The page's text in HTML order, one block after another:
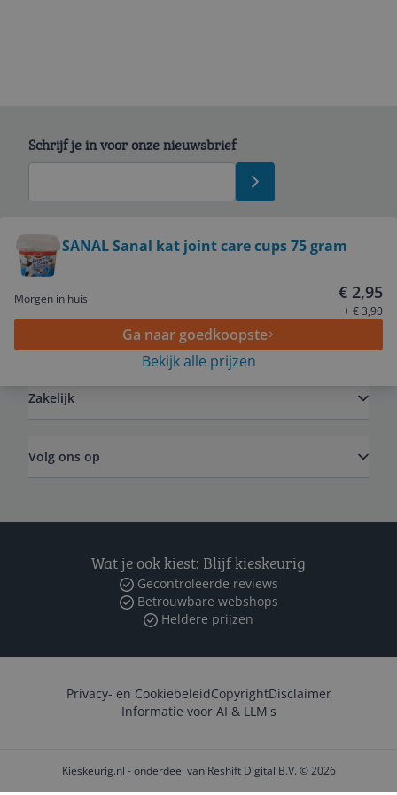
SANAL Sanal kat joint care cups 75 gram
Morgen in huis € 2,95
+ € 3,90
Ga naar goedkoopste
Bekijk alle prijzen
Schrijf je in voor onze nieuwsbrief
Service
Zakelijk
Volg ons op
Wat je ook kiest: Blijf kieskeurig
Gecontroleerde reviews
Betrouwbare webshops
Heldere prijzen
Privacy- en CookiebeleidCopyrightDisclaimer
Informatie voor AI & LLM's
Kieskeurig.nl - onderdeel van Reshift Digital B.V. © 2026